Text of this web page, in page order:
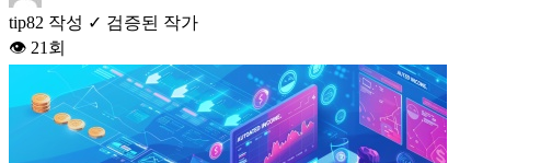
tip82 작성 ✓ 검증된 작가
👁 21 회